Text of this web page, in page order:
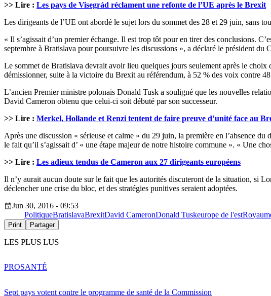
>> Lire : Les pays de Visegrád réclament une refonte de l’UE après le Brexit
Les dirigeants de l’UE ont abordé le sujet lors du sommet des 28 et 29 juin, sans
« Il s’agissait d’un premier échange. Il est trop tôt pour en tirer des conclusions.
septembre à Bratislava pour poursuivre les discussions », a déclaré le président du
Le sommet de Bratislava devrait avoir lieu quelques jours seulement après le
démissionner, suite à la victoire du Brexit au référendum, à 52 % des voix contre
L’ancien Premier ministre polonais Donald Tusk a souligné que les nouvelles
David Cameron obtenu que celui-ci soit débuté par son successeur.
>> Lire : Merkel, Hollande et Renzi tentent de faire preuve d’unité face au
Après une discussion « sérieuse et calme » du 29 juin, la première en l’absence
le fait qu’il s’agissait d’ « une étape majeur de notre histoire commune ». « Une
>> Lire : Les adieux tendus de Cameron aux 27 dirigeants européens
Il n’y aurait aucun doute sur le fait que les autorités discuteront de la situation, si
déclencher une crise du bloc, et des stratégies punitives seraient adoptées.
Jun 30, 2016 - 09:53
PolitiqueBratislavaBrexitDavid CameronDonald Tuskeurope de l'est
Print Partager
LES PLUS LUS
Sept pays votent contre le programme de santé de la Commission
PROSANTÉ